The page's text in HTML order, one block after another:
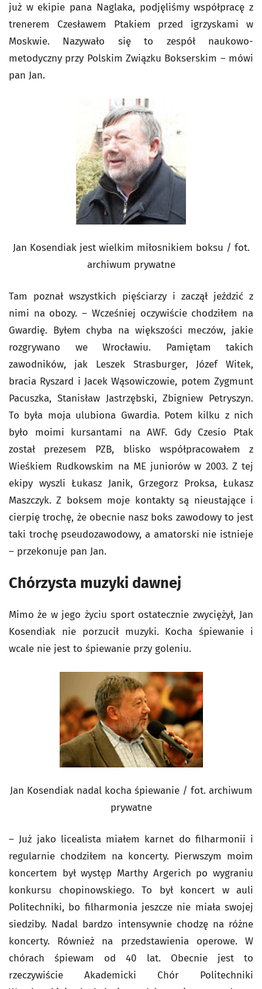
już w ekipie pana Naglaka, podjęliśmy współpracę z
trenerem Czesławem Ptakiem przed igrzyskami w
Moskwie. Nazywało się to zespół naukowo-
metodyczny przy Polskim Związku Bokserskim – mówi
pan Jan.
Jan Kosendiak jest wielkim miłosnikiem boksu / fot.
archiwum prywatne
Tam poznał wszystkich pięściarzy i zaczął jeździć z
nimi na obozy. – Wcześniej oczywiście chodziłem na
Gwardię. Byłem chyba na większości meczów, jakie
rozgrywano we Wrocławiu. Pamiętam takich
zawodników, jak Leszek Strasburger, Józef Witek,
bracia Ryszard i Jacek Wąsowiczowie, potem Zygmunt
Pacuszka, Stanisław Jastrzębski, Zbigniew Petryszyn.
To była moja ulubiona Gwardia. Potem kilku z nich
było moimi kursantami na AWF. Gdy Czesio Ptak
został prezesem PZB, blisko współpracowałem z
Wieśkiem Rudkowskim na ME juniorów w 2003. Z tej
ekipy wyszli Łukasz Janik, Grzegorz Proksa, Łukasz
Maszczyk. Z boksem moje kontakty są nieustające i
cierpię trochę, że obecnie nasz boks zawodowy to jest
taki trochę pseudozawodowy, a amatorski nie istnieje
– przekonuje pan Jan.
Chórzysta muzyki dawnej
Mimo że w jego życiu sport ostatecznie zwyciężył, Jan
Kosendiak nie porzucił muzyki. Kocha śpiewanie i
wcale nie jest to śpiewanie przy goleniu.
Jan Kosendiak nadal kocha śpiewanie / fot. archiwum
prywatne
– Już jako licealista miałem karnet do filharmonii i
regularnie chodziłem na koncerty. Pierwszym moim
koncertem był występ Marthy Argerich po wygraniu
konkursu chopinowskiego. To był koncert w auli
Politechniki, bo filharmonia jeszcze nie miała swojej
siedziby. Nadal bardzo intensywnie chodzę na różne
koncerty. Również na przedstawienia operowe. W
chórach śpiewam od 40 lat. Obecnie jest to
rzeczywiście Akademicki Chór Politechniki